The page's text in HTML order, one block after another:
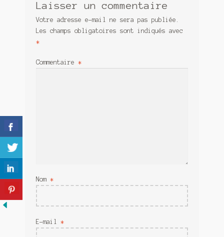
Meurtre en alternance
Meurtre sous couverture
Sans retour
Sauver ou périr
Une baffe et ça repart
Laisser un commentaire
Votre adresse e-mail ne sera pas publiée.
Les champs obligatoires sont indiqués avec
*
Commentaire *
Nom *
E-mail *